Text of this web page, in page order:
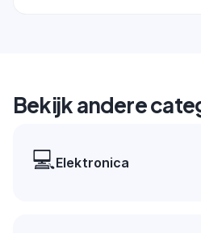
Bekijk andere
💻Elektronica